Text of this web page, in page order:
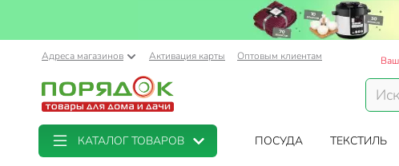
Адреса магазинов Активация карты Оптовым клиентам
КАТАЛОГ ТОВАРОВ ПОСУДА ТЕКСТИЛЬ